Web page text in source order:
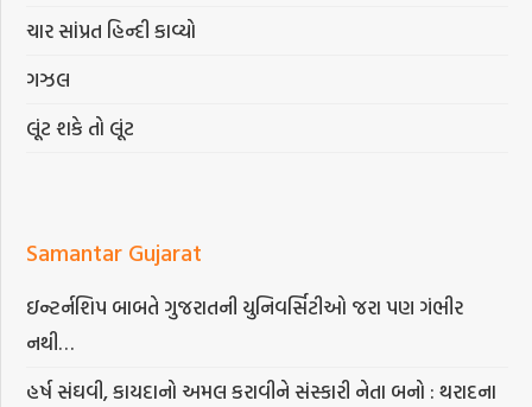
ચાર સાંપ્રત હિન્દી કાવ્યો
ગઝલ
લૂંટ શકે તો લૂંટ
Samantar Gujarat
ઇન્ટર્નશિપ બાબતે ગુજરાતની યુનિવર્સિટીઓ જરા પણ ગંભીર
નથી…
હર્ષ સંઘવી, કાયદાનો અમલ કરાવીને સંસ્કારી નેતા બનો : થરાદના